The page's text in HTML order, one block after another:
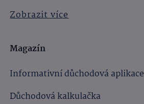
Zobrazit více
Magazín
Informativní důchodová aplikace
Důchodová kalkulačka